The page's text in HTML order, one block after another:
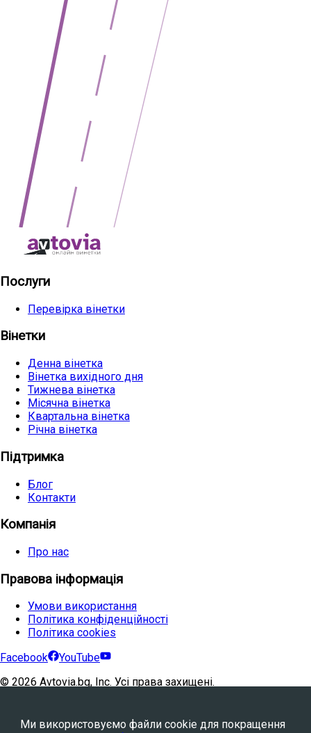
Ми використовуємо файли cookie для покращення
Послуги
Перевірка вінетки
Вінетки
Денна вінетка
Вінетка вихідного дня
Тижнева вінетка
Місячна вінетка
Квартальна вінетка
Річна вінетка
Підтримка
Блог
Контакти
Компанія
Про нас
Правова інформація
Умови використання
Політика конфіденційності
Політика cookies
Facebook
YouTube
© 2026 Avtovia.bg, Inc. Усі права захищені.